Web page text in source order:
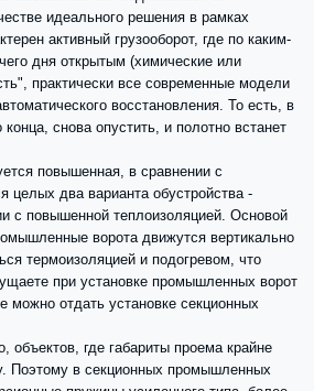
идеального решения в рамках
активный грузооборот, где по каким-
дня открытым (химические или
практически все современные модели
восстановления. То есть, в
снова опустить, и полотно встанет
повышенная, в сравнении с
целых два варианта обустройства -
с повышенной теплоизоляцией. Основой
ворота движутся вертикально
термоизоляцией и подогревом, что
при установке промышленных ворот
отдать установке секционных
объектов, где габариты проема крайне
Поэтому в секционных промышленных